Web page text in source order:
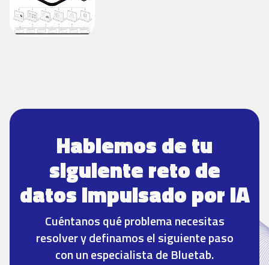
Hablemos de tu
siguiente reto de
datos impulsado por IA
Cuéntanos qué problema necesitas
resolver y definamos el siguiente paso
con un especialista de Bluetab.